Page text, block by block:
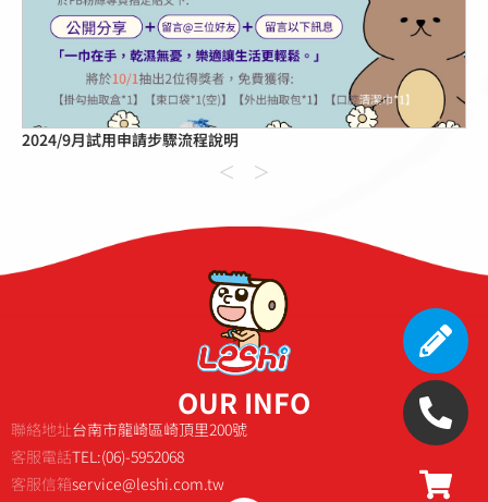
2024/9月試用申請步驟流程說明
＜
＞
OUR INFO
聯絡地址
客服電話
客服信箱
台南市龍崎區崎頂里200號
TEL:(06)-5952068
service@leshi.com.tw